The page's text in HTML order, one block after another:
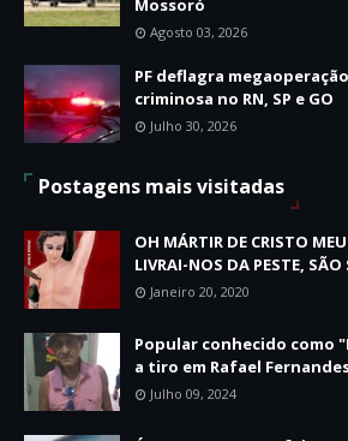
Mossoró
Agosto 03, 2026
PF deflagra
criminosa no RN, SP e GO
Julho 30, 2026
Postagens mais visitadas
OH MÁRTIR DE CRISTO
LIVRAI-NOS DA PESTE, SÃO
Janeiro 20, 2020
Popular conhecido como
a tiro em Rafael
Julho 09, 2024